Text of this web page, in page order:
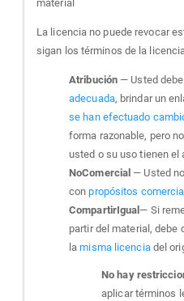
material
La licencia no puede revocar
sigan los términos de la
Atribución — Usted
adecuada, brindar un
se han efectuado
forma razonable, pero
usted o su uso tienen el
NoComercial — Usted
conpropósitos
CompartirIgual — Si
partir del material, debe
lamisma licenciadel
No hay
aplicar términos